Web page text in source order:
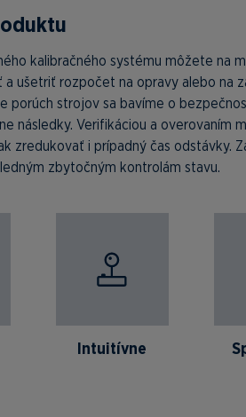
kalibračného systému môžete na
a ušetriť rozpočet na opravy alebo na
porúch strojov sa bavíme o
následky. Verifikáciou a overovaním
zredukovať i prípadný čas odstávky.
zbytočným kontrolám stavu.
Intuitívne